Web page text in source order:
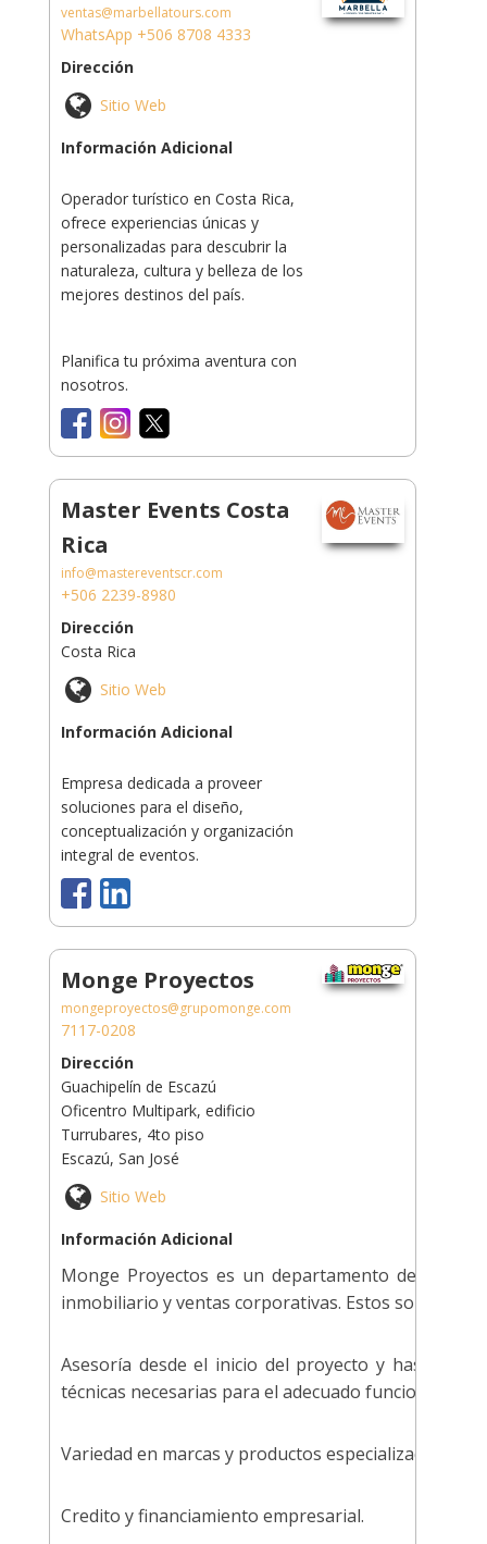
ventas@marbellatours.com
WhatsApp +506 8708 4333
Dirección
Sitio Web
Información Adicional
Operador turístico en Costa Rica,
ofrece experiencias únicas y
personalizadas para descubrir la
naturaleza, cultura y belleza de los
mejores destinos del país.
Planifica tu próxima aventura con
nosotros.
Master Events Costa
Rica
info@mastereventscr.com
+506 2239-8980
Dirección
Costa Rica
Sitio Web
Información Adicional
Empresa dedicada a proveer
soluciones para el diseño,
conceptualización y organización
integral de eventos.
Monge Proyectos
mongeproyectos@grupomonge.com
7117-0208
Dirección
Guachipelín de Escazú
Oficentro Multipark, edificio
Turrubares, 4to piso
Escazú, San José
Sitio Web
Información Adicional
Monge Proyectos es un departamento de
inmobiliario y ventas corporativas. Estos son parte
Asesoría desde el inicio del proyecto y hasta la
técnicas necesarias para el adecuado
Variedad en marcas y productos especializados
Credito y financiamiento empresarial.